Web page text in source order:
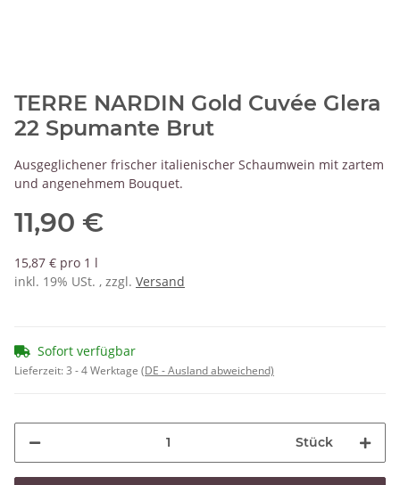
TERRE NARDIN Gold Cuvée Glera
22 Spumante Brut
Ausgeglichener frischer italienischer Schaumwein mit zartem
und angenehmem Bouquet.
11,90 €
15,87 € pro 1 l
inkl. 19% USt. , zzgl. Versand
Sofort verfügbar
Lieferzeit:3 - 4 Werktage (DE - Ausland abweichend)
Stück